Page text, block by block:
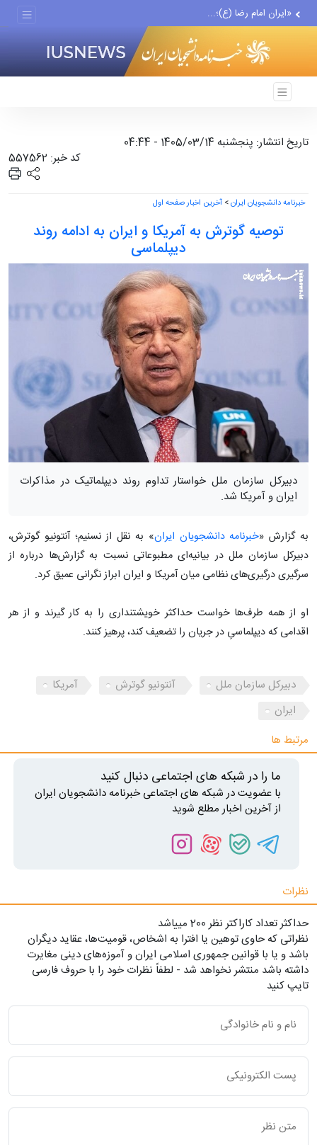
«ایران امام رضا (ع)؛...
رویترز: هشدار شدید ایران...
تاریخ انتشار: پنجشنبه 1405/03/14 - 04:44
کد خبر: 557562
خبرنامه دانشجویان ایران> آخرین اخبار صفحه اول
توصیه گوترش به آمریکا و ایران به ادامه روند
دیپلماسی
دبیرکل سازمان ملل خواستار تداوم روند دیپلماتیک در مذاکرات
ایران و آمریکا شد.
به گزارش «خبرنامه دانشجویان ایران» به نقل از نسنیم؛ آنتونیو گوترش،
دبیرکل سازمان ملل در بیانیه‌ای مطبوعاتی نسبت به گزارش‌ها درباره از
سرگیری درگیری‌های نظامی میان آمریکا و ایران ابراز نگرانی عمیق کرد.
او از همه طرف‌ها خواست حداکثر خویشتنداری را به کار گیرند و از هر
اقدامی که دیپلماسیِ در جریان را تضعیف کند، پرهیز کنند.
دبیرکل سازمان ملل آنتونیو گوترش
آمریکا
ایران
مرتبط ها
ما را در شبکه های اجتماعی دنبال کنید
با عضویت در شبکه های اجتماعی خبرنامه دانشجویان ایران
از آخرین اخبار مطلع شوید
نظرات
حداکثر تعداد کاراکتر نظر 200 ميياشد
نظراتی که حاوی توهین یا افترا به اشخاص، قومیت‌ها، عقاید دیگران
باشد و یا با قوانین جمهوری اسلامی ایران و آموزه‌های دینی مغایرت
داشته باشد منتشر نخواهد شد - لطفاً نظرات خود را با حروف فارسی
تایپ کنید